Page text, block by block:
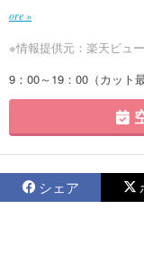
ore »
※情報提供元：楽天ビュ
9：00～19：00（カット
シェア